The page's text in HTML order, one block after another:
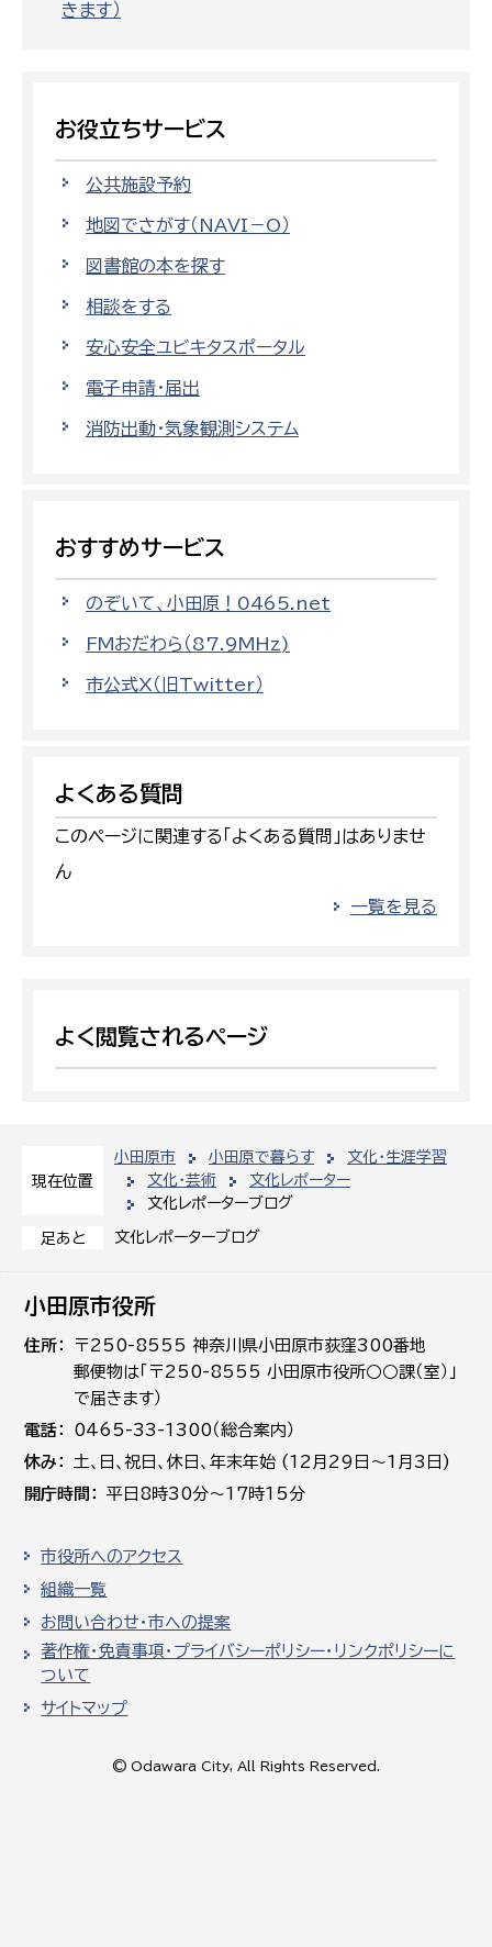
現在位置
小田原市 小田原で暮らす
文化・生涯学習
文化・芸術
文化レポーター
文化レポーターブログ
足あと 文化レポーターブログ
きます）
お役立ちサービス
公共施設予約
地図でさがす（NAVI－O）
図書館の本を探す
相談をする
安心安全ユビキタスポータル
電子申請・届出
消防出動・気象観測システム
おすすめサービス
のぞいて、小田原！0465.net
FMおだわら（87.9MHz)
市公式X（旧Twitter）
よくある質問
このページに関連する「よくある質問」はありませ
ん
一覧を見る
よく閲覧されるページ
小田原市役所
住所
〒250-8555 神奈川県小田原市荻窪300番地
郵便物は「〒250-8555 小田原市役所○○課（室）」
で届きます）
電話
0465-33-1300（総合案内）
休み
土､日､祝日、休日、年末年始 (12月29日～1月3日)
開庁時間
平日8時30分～17時15分
市役所へのアクセス
組織一覧
お問い合わせ・市への提案
著作権・免責事項・プライバシーポリシー・リンクポリシーに
ついて
サイトマップ
© Odawara City, All Rights Reserved.